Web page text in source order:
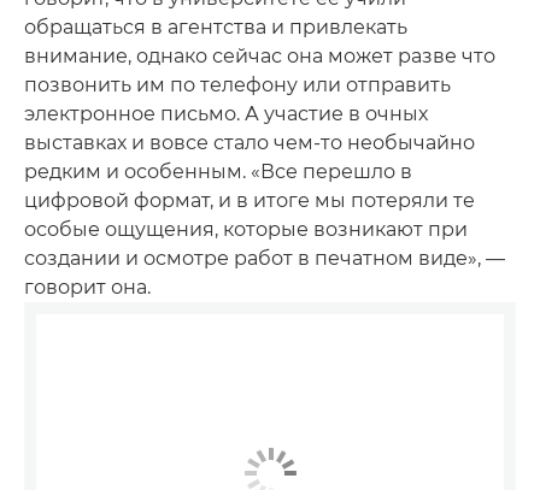
обращаться в агентства и привлекать
внимание, однако сейчас она может разве что
позвонить им по телефону или отправить
электронное письмо. А участие в очных
выставках и вовсе стало чем-то необычайно
редким и особенным. «Все перешло в
цифровой формат, и в итоге мы потеряли те
особые ощущения, которые возникают при
создании и осмотре работ в печатном виде», —
говорит она.